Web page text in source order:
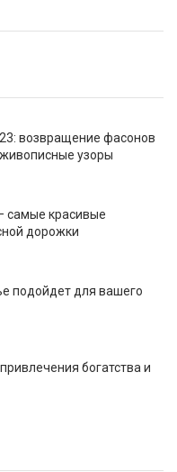
возвращение фасонов
узоры
самые красивые
дорожки
подойдет для вашего
богатства и